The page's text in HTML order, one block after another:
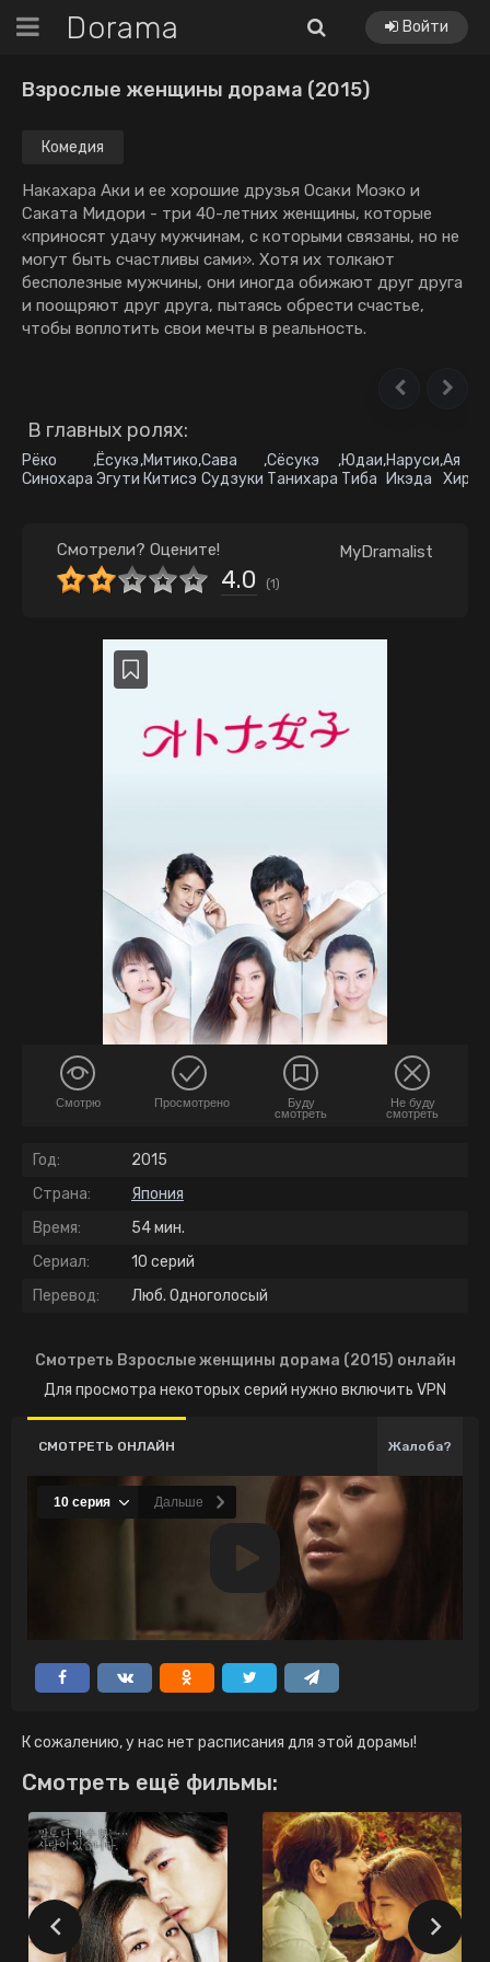
Dorama Войти
Взрослые женщины дорама (2015)
Комедия
Накахара Аки и ее хорошие друзья Осаки Моэко и
Саката Мидори - три 40-летних женщины, которые
«приносят удачу мужчинам, с которыми связаны, но не
могут быть счастливы сами». Хотя их толкают
бесполезные мужчины, они иногда обижают друг друга
и поощряют друг друга, пытаясь обрести счастье,
чтобы воплотить свои мечты в реальность.
В главных ролях:
Рёко
Синохара
,Ёсукэ
Эгути
,Митико
Китисэ
,Сава
Судзуки
,Сёсукэ
Танихара
,Юдаи
Тиба
,Наруси
Икэда
,Ая
Смотрели? Оцените!
4.0 (1)
MyDramalist
Смотрю Просмотрено
Буду
смотреть
Не буду
смотреть
Год:
2015
Страна:
Япония
Время:
54 мин.
Сериал:
10 серий
Перевод:
Люб. Одноголосый
Смотреть Взрослые женщины дорама (2015) онлайн
Для просмотра некоторых серий нужно включить VPN
СМОТРЕТЬ ОНЛАЙН Жалоба?
К сожалению, у нас нет расписания для этой дорамы!
Смотреть ещё фильмы: